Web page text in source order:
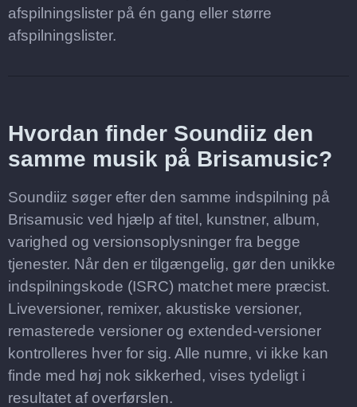
afspilningslister på én gang eller større
afspilningslister.
Hvordan finder Soundiiz den
samme musik på Brisamusic?
Soundiiz søger efter den samme indspilning på
Brisamusic ved hjælp af titel, kunstner, album,
varighed og versionsoplysninger fra begge
tjenester. Når den er tilgængelig, gør den unikke
indspilningskode (ISRC) matchet mere præcist.
Liveversioner, remixer, akustiske versioner,
remasterede versioner og extended-versioner
kontrolleres hver for sig. Alle numre, vi ikke kan
finde med høj nok sikkerhed, vises tydeligt i
resultatet af overførslen.